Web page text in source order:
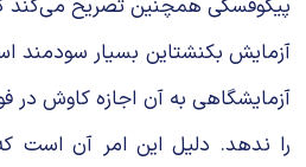
پیکوفسکی همچنین تصریح می‌کند
آزمایش بکنشتاین بسیار سودمند
را ندهد. دلیل این امر آن است